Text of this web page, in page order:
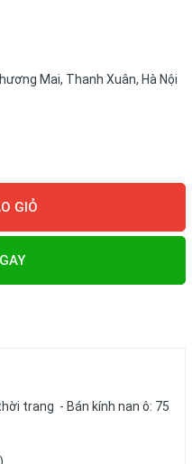
Mai, Thanh Xuân, Hà Nội
GIỎ
trang - Bán kính nan ô: 75